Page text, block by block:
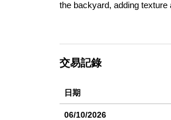
the backyard, adding
home with 1,938 square feet
交易記錄
日期
06/10/2026